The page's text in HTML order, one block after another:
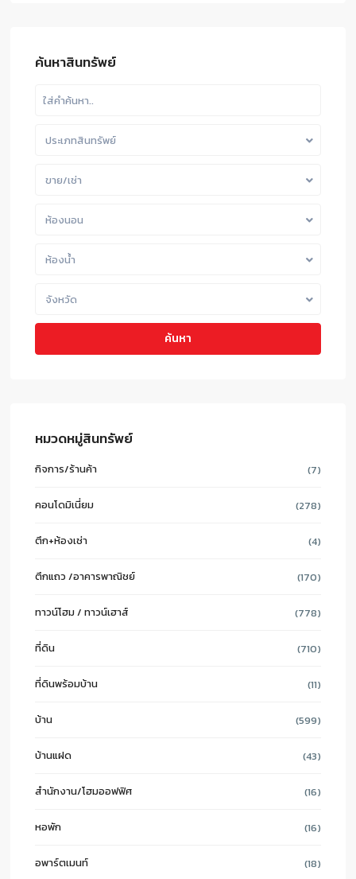
ค้นหาสินทรัพย์
ประเภทสินทรัพย์
ขาย/เช่า
ห้องนอน
ห้องน้ำ
จังหวัด
ค้นหา
หมวดหมู่สินทรัพย์
กิจการ/ร้านค้า (7)
คอนโดมิเนี่ยม (278)
ตึก+ห้องเช่า (4)
ตึกแถว /อาคารพาณิชย์ (170)
ทาวน์โฮม / ทาวน์เฮาส์ (778)
ที่ดิน (710)
ที่ดินพร้อมบ้าน (11)
บ้าน (599)
บ้านแฝด (43)
สำนักงาน/โฮมออฟฟิศ (16)
หอพัก (16)
อพาร์ตเมนท์ (18)